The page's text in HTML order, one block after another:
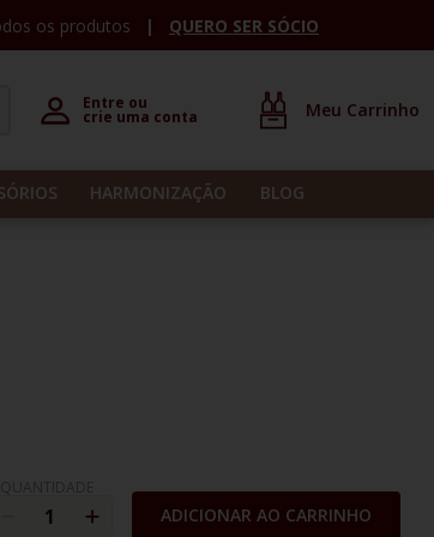
os produtos QUERO SER SÓCIO
Entre ou
crie uma conta
HARMONIZAÇÃO BLOG
ADICIONAR AO CARRINHO